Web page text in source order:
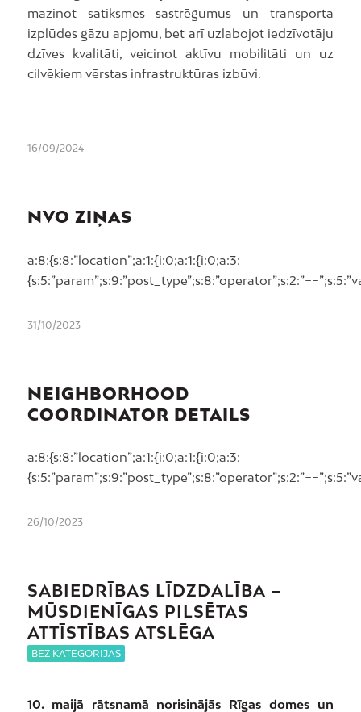
mazinot satiksmes sastrēgumus un transporta
izplūdes gāzu apjomu, bet arī uzlabojot iedzīvotāju
dzīves kvalitāti, veicinot aktīvu mobilitāti un uz
cilvēkiem vērstas infrastruktūras izbūvi.
16/09/2024
NVO ZIŅAS
a:8:{s:8:”location”;a:1:{i:0;a:1:{i:0;a:3:
31/10/2023
NEIGHBORHOOD
COORDINATOR DETAILS
a:8:{s:8:”location”;a:1:{i:0;a:1:{i:0;a:3:
26/10/2023
SABIEDRĪBAS LĪDZDALĪBA –
MŪSDIENĪGAS PILSĒTAS
ATTĪSTĪBAS ATSLĒGA
BEZ KATEGORIJAS
10. maijā rātsnamā norisinājās Rīgas domes un